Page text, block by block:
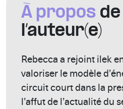
À propos de
l’auteur(e)
Rebecca a rejoint ilek
valoriser le modèle
circuit court dans la
l’affut de l’actualité du